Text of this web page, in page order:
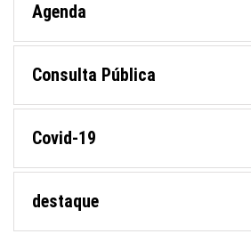
Agenda
Consulta Pública
Covid-19
destaque